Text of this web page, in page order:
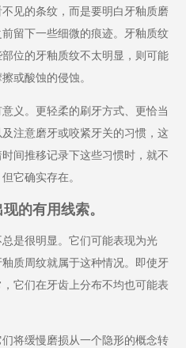
见的条纹，而是要明白牙釉质磨
留下一些细微的痕迹。牙釉质纹
位的牙釉质纹不太明显，则可能
或酸蚀的侵蚀。
义。更轻柔的刷牙方式、更恰当
注意磨牙或咬紧牙关的习惯，这
间推移记录下这些习惯时，就不
它确实存在。
的有用线索。
是很明显。它们可能表现为光
质周纹就属于这种情况。即使牙
它们在牙齿上分布不均也可能表
将缓慢磨损从一个隐形的概念转